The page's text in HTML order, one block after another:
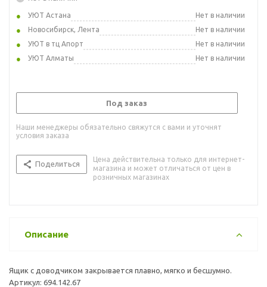
УЮТ Астана
Нет в наличии
Новосибирск, Лента
Нет в наличии
УЮТ в тц Апорт
Нет в наличии
УЮТ Алматы
Нет в наличии
Под заказ
Наши менеджеры обязательно свяжутся с вами и уточнят
условия заказа
Поделиться
Цена действительна только для интернет-
магазина и может отличаться от цен в
розничных магазинах
Описание
Ящик с доводчиком закрывается плавно, мягко и бесшумно.
Артикул: 694.142.67